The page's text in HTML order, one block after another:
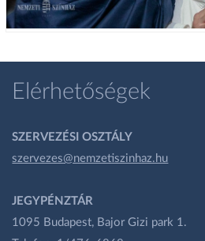
Elérhetőségek
SZERVEZÉSI OSZTÁLY
szervezes@nemzetiszinhaz.hu
JEGYPÉNZTÁR
1095 Budapest, Bajor Gizi park 1.